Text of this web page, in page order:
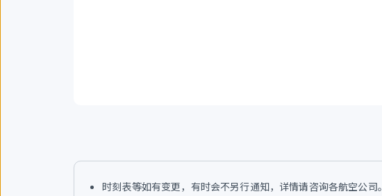
时刻表等如有变更，有时会不另行通知，详情请咨询各航空公司。